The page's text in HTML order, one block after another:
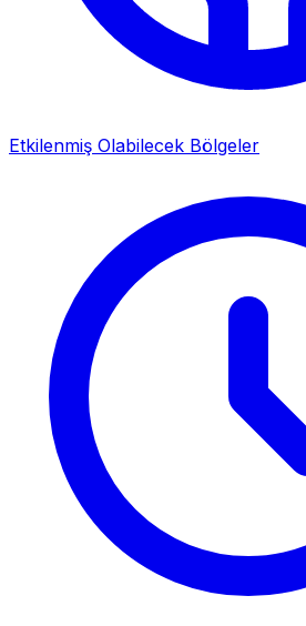
Etkilenmiş Olabilecek Bölgeler